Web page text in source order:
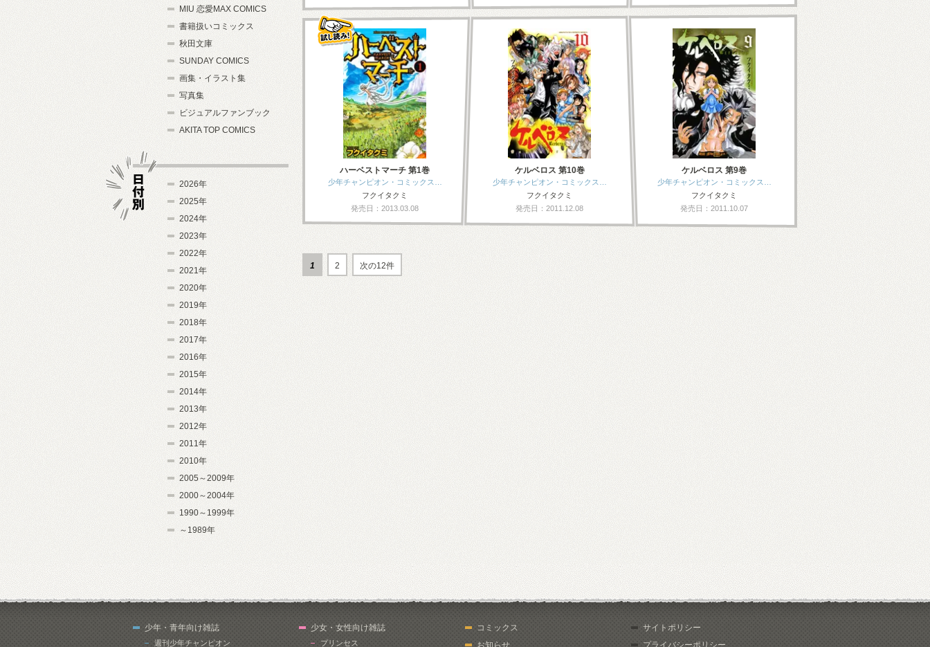
ハーベストマーチ 第1巻
少年チャンピオン・コミックス…
フクイタクミ
発売日：2013.03.08
ケルベロス 第10巻
少年チャンピオン・コミックス…
フクイタクミ
発売日：2011.12.08
ケルベロス 第9巻
少年チャンピオン・コミックス…
フクイタクミ
発売日：2011.10.07
1 2 次の12件
MIU 恋愛MAX COMICS
書籍扱いコミックス
秋田文庫
SUNDAY COMICS
画集・イラスト集
写真集
ビジュアルファンブック
AKITA TOP COMICS
2026年
2025年
2024年
2023年
2022年
2021年
2020年
2019年
2018年
2017年
2016年
2015年
2014年
2013年
2012年
2011年
2010年
2005～2009年
2000～2004年
1990～1999年
～1989年
少年・青年向け雑誌
週刊少年チャンピオン
少女・女性向け雑誌
プリンセス
コミックス
お知らせ
サイトポリシー
プライバシーポリシー